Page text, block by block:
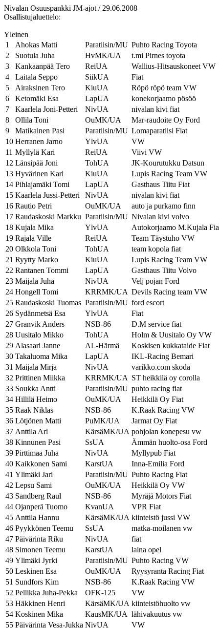
Nivalan Osuuspankki JM-ajot / 29.06.2008
Osallistujaluettelo:
Yleinen
1
Ahokas Matti Paratiisin/MU Puhto Racing Toyota
2
Suotula Juha HvMK/UA
t.mi Pirnes toyota
3
Kankaanpää Tero ReiUA
Wallius-Hitsauskoneet VW
4
Laitala Seppo SiikUA
Fiat
5
Airaksinen Tero KiuUA
Röpö röpö team VW
6
Ketomäki Esa LapUA
konekorjaamo pösöö
7
Kaarlela Joni-Petteri NivUA
nivalan kivi fiat
8
Ollila Toni OuMK/UA
Mar-raudoite Oy Ford
9
Matikainen Pasi Paratiisin/MU Lomaparatiisi Fiat
10 Herranen Jarno YlvUA
VW
11 Myllylä Kari ReiUA
Viivi VW
12 Länsipää Joni TohUA
JK-Kourutukku Datsun
13 Hyvärinen Kari KiuUA
Lupis Racing Team VW
14 Pihlajamäki Tomi LapUA
Gasthaus Tiitu Fiat
15 Kaarlela Jussi-Petteri NivUA
nivalan kivi fiat
16 Rautio Petri OuMK/UA
auto ja purkamo finn
17 Raudaskoski Markku Paratiisin/MU Nivalan kivi volvo
18 Kujala Mika YlvUA
Autokorjaamo M.Kujala
19 Rajala Ville ReiUA
Team Täystuho VW
20 Olkkola Toni TohUA
team kopola fiat
21 Ryytty Marko KiuUA
Lupis Racing Team VW
22 Rantanen Tommi LapUA
Gasthaus Tiitu Volvo
23 Maijala Juha NivUA
Velj pojan Ford
24 Hongell Tomi KRRMK/UA Devils Racing team VW
25 Raudaskoski Tuomas Paratiisin/MU ford escort
26 Sydänmetsä Esa YlvUA
Fiat
27 Granvik Anders NSB-86
D.M service fiat
28 Uusitalo Mikko TohUA
Holm & Uusitalo Oy VW
29 Alasaari Janne AL-Härmä
Koskisen kukkataide Fiat
30 Takaluoma Mika LapUA
IKL-Racing Bemari
31 Maijala Mirja NivUA
varikko.com skoda
32 Prittinen Miikka KRRMK/UA ST heikkilä oy corolla
33 Soukka Antti Paratiisin/MU puhto racing fiat
34 Hillilä Heimo OuMK/UA
Heikkilä Oy Fiat
35 Raak Niklas NSB-86
K.Raak Racing VW
36 Lötjönen Matti PuMK/UA
Jarmat Oy Fiat
37 Anttila Ari KärsäMK/UA pohjolan konepesu vw
38 Kinnunen Pasi SsUA
Ämmän huolto-osa Ford
39 Pirttimaa Juha NivUA
Myllypub Fiat
40 Kaikkonen Sami KarstUA
Inna-Emilia Ford
41 Ylimäki Jari Paratiisin/MU Puhto Racing Fiat
42 Lepsu Sami OuMK/UA
Heikkilä Oy VW
43 Sandberg Raul NSB-86
Myräjä Motors Fiat
44 Ojanperä Tuomo KvanUA
VPR Fiat
45 Anttila Hannu KärsäMK/UA kiinteistö jussi VW
46 Pyykkönen Teemu SsUA
matka-moilanen vw
47 Päivärinta Riku NivUA
fiat
48 Simonen Teemu KarstUA
laina opel
49 Ylimäki Jyrki Paratiisin/MU Puhto Racing VW
50 Leskinen Esa OuMK/UA
Ryysyranta Racing Fiat
51 Sundfors Kim NSB-86
K.Raak Racing VW
52 Pellikka Juha-Pekka OFK-125
VW
53 Häkkinen Henri KärsäMK/UA kiinteistöhuolto vw
54 Koskinen Mika KausMK/UA lähivakuutus vw
55 Päivärinta Vesa-Jukka NivUA
VW